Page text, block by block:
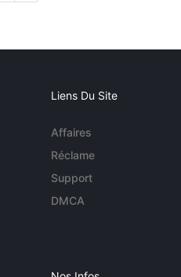
Liens Du Site
Affaires
Réclame
Support
DMCA